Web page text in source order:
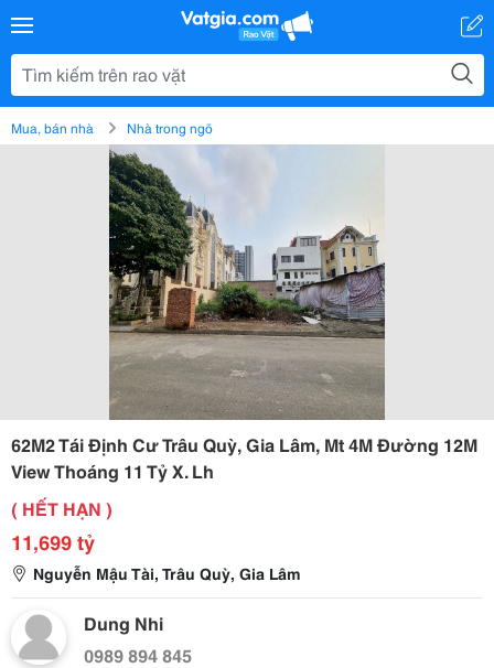
Mua, bán nhà Nhà trong ngõ
62M2 Tái Định Cư Trâu Quỳ, Gia Lâm, Mt 4M Đường 12M
View Thoáng 11 Tỷ X. Lh
( HẾT HẠN )
11,699 tỷ
Nguyễn Mậu Tài, Trâu Quỳ, Gia Lâm
Dung Nhi
0989 894 845